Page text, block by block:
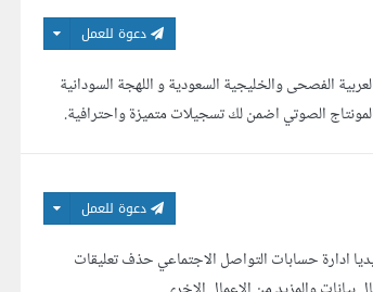
دعوة للعمل
باجادتي عدة لهجات منها العربية الفصحى والخليجية السعودية و اللهجة السودانية
المونتاج الصوتي اضمن لك تسجيلات متميزة واحترافية.
دعوة للعمل
ادارة حسابات التواصل الاجتماعي حذف تعليقات